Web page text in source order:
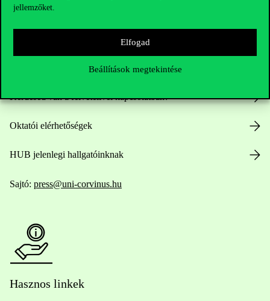
jellemzőket.
Elfogad
Beállítások megtekintése
Elérhetőségek
+36 1 482 5000
Kérdésed van a felvételivel kapcsolatban?
Oktatói elérhetőségek
HUB jelenlegi hallgatóinknak
Sajtó: press@uni-corvinus.hu
Hasznos linkek